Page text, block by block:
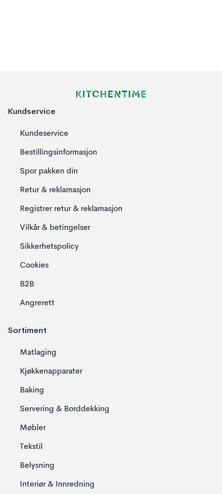
Kundservice
Kundeservice
Bestillingsinformasjon
Spor pakken din
Retur & reklamasjon
Registrer retur & reklamasjon
Vilkår & betingelser
Sikkerhetspolicy
Cookies
B2B
Angrerett
Sortiment
Matlaging
Kjøkkenapparater
Baking
Servering & Borddekking
Møbler
Tekstil
Belysning
Interiør & Innredning